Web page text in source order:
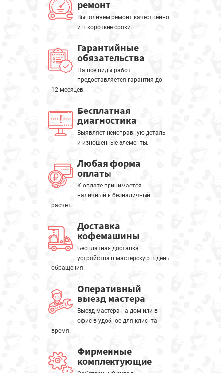
ремонт
Выполняем ремонт качественно
и в короткие сроки.
Гарантийные
обязательства
На все виды работ
предоставляется гарантия до
12 месяцев.
Бесплатная
диагностика
Выявляет неисправную деталь
и изношенные элементы.
Любая форма
оплаты
К оплате принимается
наличный и безналичный
расчет.
Доставка
кофемашины
Бесплатная доставка
устройства в мастерскую в день
обращения.
Оперативный
выезд мастера
Выезд мастера на дом или в
офис в удобное для клиента
время.
Фирменные
комплектующие